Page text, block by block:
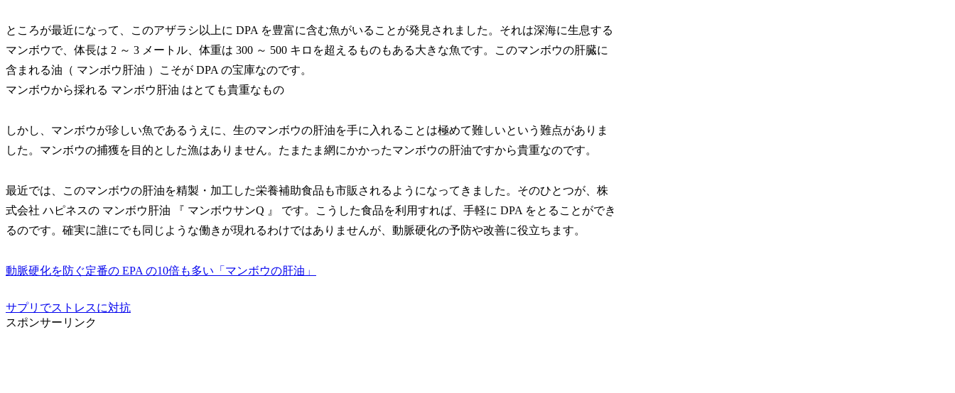
ところが最近になって、このアザラシ以上に DPA を豊富に含む魚がいることが発見されました。それは深海に生息する
マンボウで、体長は 2 ～ 3 メートル、体重は 300 ～ 500 キロを超えるものもある大きな魚です。このマンボウの肝臓に
含まれる油（ マンボウ肝油 ）こそが DPA の宝庫なのです。
マンボウから採れる マンボウ肝油 はとても貴重なもの
しかし、マンボウが珍しい魚であるうえに、生のマンボウの肝油を手に入れることは極めて難しいという難点がありま
した。マンボウの捕獲を目的とした漁はありません。たまたま網にかかったマンボウの肝油ですから貴重なのです。
最近では、このマンボウの肝油を精製・加工した栄養補助食品も市販されるようになってきました。そのひとつが、株
式会社 ハピネスの マンボウ肝油 『 マンボウサンQ 』 です。こうした食品を利用すれば、手軽に DPA をとることができ
るのです。確実に誰にでも同じような働きが現れるわけではありませんが、動脈硬化の予防や改善に役立ちます。
動脈硬化を防ぐ定番の EPA の10倍も多い「マンボウの肝油」
サプリでストレスに対抗
スポンサーリンク